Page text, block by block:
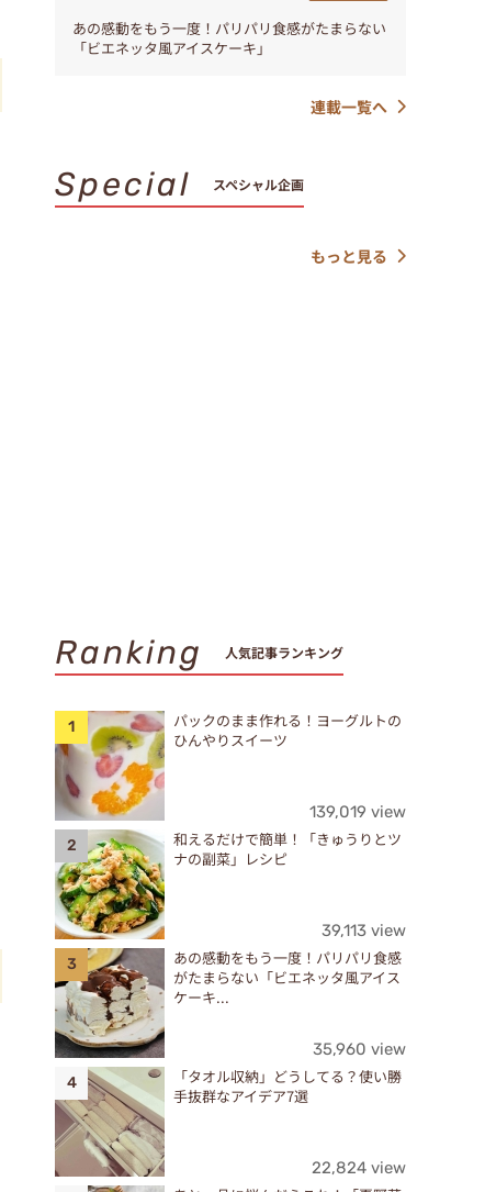
あの感動をもう一度！パリパリ食感がたまらない
「ビエネッタ風アイスケーキ」
連載一覧へ
Special スペシャル企画
もっと見る
Ranking 人気記事ランキング
パックのまま作れる！ヨーグルトの
ひんやりスイーツ
139,019 view
和えるだけで簡単！「きゅうりとツ
ナの副菜」レシピ
39,113 view
あの感動をもう一度！パリパリ食感
がたまらない「ビエネッタ風アイス
ケーキ...
35,960 view
「タオル収納」どうしてる？使い勝
手抜群なアイデア7選
22,824 view